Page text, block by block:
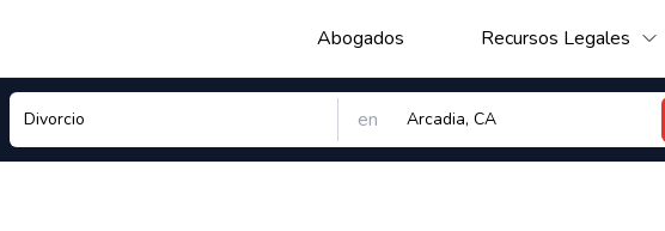
Abogados Recursos Legales
en